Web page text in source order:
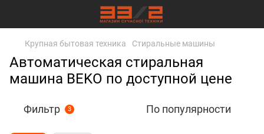
Крупная бытовая техника Стиральные машины
Автоматическая стиральная
машина BEKO по доступной цене
Фильтр 3 По популярности